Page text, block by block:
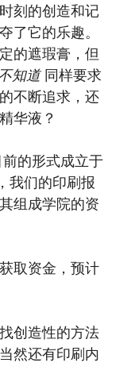
刻的创造和记
了它的乐趣。
的遮瑕膏，但
知道同样要求
不断追求，还
华液？
的形式成立于
我们的印刷报
组成学院的资
取资金，预计
创造性的方法
然还有印刷内